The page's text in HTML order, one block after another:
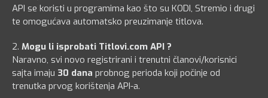
API se koristi u programima kao što su KODI, Stremio i drugi
te omogućava automatsko preuzimanje titlova.
2. Mogu li isprobati Titlovi.com API ?
Naravno, svi novo registrirani i trenutni članovi/korisnici
sajta imaju 30 dana probnog perioda koji počinje od
trenutka prvog korištenja API-a.